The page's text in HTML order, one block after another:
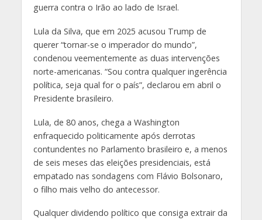
guerra contra o Irão ao lado de Israel.
Lula da Silva, que em 2025 acusou Trump de
querer “tornar-se o imperador do mundo”,
condenou veementemente as duas intervenções
norte-americanas. “Sou contra qualquer ingerência
política, seja qual for o país”, declarou em abril o
Presidente brasileiro.
Lula, de 80 anos, chega a Washington
enfraquecido politicamente após derrotas
contundentes no Parlamento brasileiro e, a menos
de seis meses das eleições presidenciais, está
empatado nas sondagens com Flávio Bolsonaro,
o filho mais velho do antecessor.
Qualquer dividendo político que consiga extrair da